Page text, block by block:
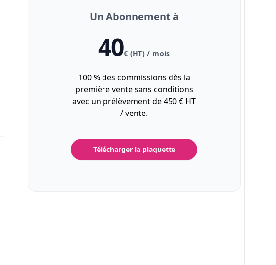
Un Abonnement à
40€ (HT) / mois
100 % des commissions dès la
première vente sans conditions
avec un prélèvement de 450 € HT
/ vente.
Télécharger la plaquette